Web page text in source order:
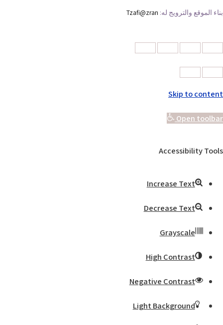
بناء الموقع والترويج له: Tzafi@zran
Skip to content
Open toolbar
Accessibility Tools
Increase Text
Decrease Text
Grayscale
High Contrast
Negative Contrast
Light Background